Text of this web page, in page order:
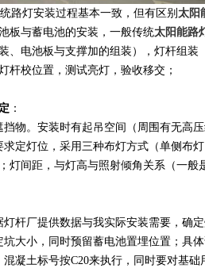
路灯安装过程基本一致，但有区别 太阳
板与蓄电池的安装，一般传统太阳能路
、电池板与支撑加的组装），灯杆组
杆校位置，测试亮灯，验收移交；
：
物。安装时有起吊空间（周围有无高
定灯位，采用三种布灯方式（单侧布
灯间距，与灯高与照射倾角关系（一般
杆厂提供数据与我实际安装需要，确
大小，同时预留蓄电池置埋位置；具
凝土标号按C20来执行，同时要对基